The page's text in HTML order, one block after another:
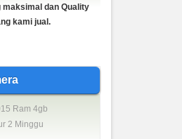
dan Quality
kami jual.